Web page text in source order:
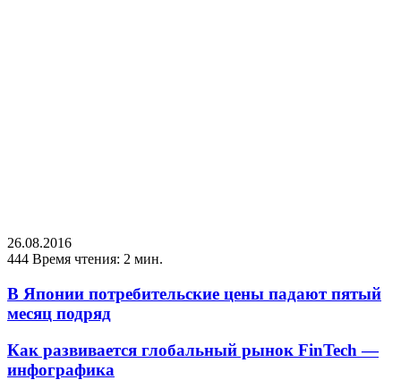
26.08.2016
444 Время чтения: 2 мин.
В Японии потребительские цены падают пятый
месяц подряд
Как развивается глобальный рынок FinTech —
инфографика